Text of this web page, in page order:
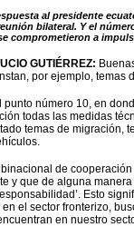
al presidente
bilateral. Y el
comprometieron a
GUTIÉRREZ:
por ejemplo, temas
punto número 10, en
todas las medidas
temas de migración,
de
y que de alguna
Esto
el sector fronterizo,
en nuestro